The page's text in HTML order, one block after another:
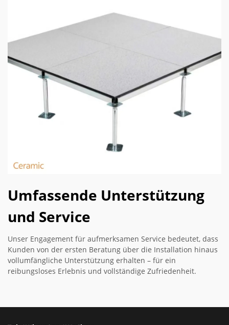
Umfassende Unterstützung
und Service
Unser Engagement für aufmerksamen Service bedeutet, dass
Kunden von der ersten Beratung über die Installation hinaus
vollumfängliche Unterstützung erhalten – für ein
reibungsloses Erlebnis und vollständige Zufriedenheit.